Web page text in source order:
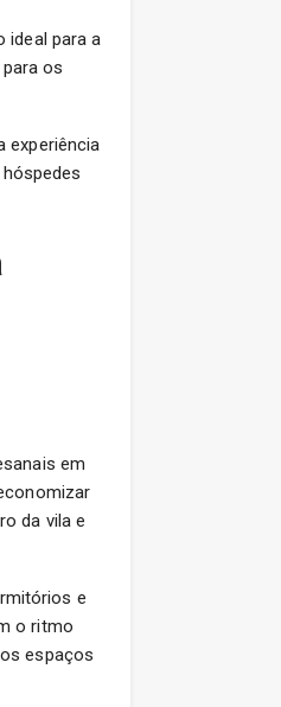
ideal para a
os
experiência
em
da vila e
e
o ritmo
espaços